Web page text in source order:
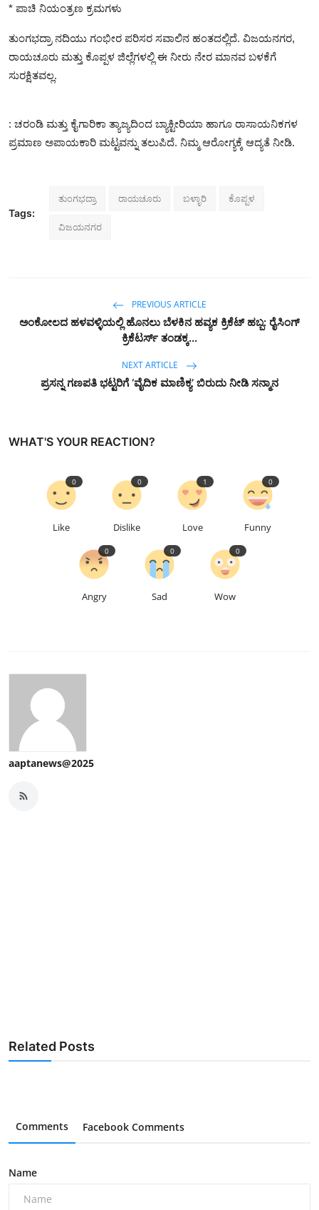
* ಪಾಚಿ ನಿಯಂತ್ರಣ ಕ್ರಮಗಳು
ತುಂಗಭದ್ರಾ ನದಿಯು ಗಂಭೀರ ಪರಿಸರ ಸವಾಲಿನ ಹಂತದಲ್ಲಿದೆ. ವಿಜಯನಗರ,
ರಾಯಚೂರು ಮತ್ತು ಕೊಪ್ಪಳ ಜಿಲ್ಲೆಗಳಲ್ಲಿ ಈ ನೀರು ನೇರ ಮಾನವ ಬಳಕೆಗೆ
ಸುರಕ್ಷಿತವಲ್ಲ.
: ಚರಂಡಿ ಮತ್ತು ಕೈಗಾರಿಕಾ ತ್ಯಾಜ್ಯದಿಂದ ಬ್ಯಾಕ್ಟೀರಿಯಾ ಹಾಗೂ ರಾಸಾಯನಿಕಗಳ
ಪ್ರಮಾಣ ಅಪಾಯಕಾರಿ ಮಟ್ಟವನ್ನು ತಲುಪಿದೆ. ನಿಮ್ಮ ಆರೋಗ್ಯಕ್ಕೆ ಆದ್ಯತೆ ನೀಡಿ.
Tags:
ತುಂಗಭದ್ರಾ ರಾಯಚೂರು ಬಳ್ಳಾರಿ ಕೊಪ್ಪಳ
ವಿಜಯನಗರ
PREVIOUS ARTICLE
ಅಂಕೋಲದ ಹಳವಳ್ಳಿಯಲ್ಲಿ ಹೊನಲು ಬೆಳಕಿನ ಹವ್ಯಕ ಕ್ರಿಕೆಟ್ ಹಬ್ಬ: ರೈಸಿಂಗ್
ಕ್ರಿಕೆಟರ್ಸ್ ತಂಡಕ್ಕ...
NEXT ARTICLE
ಪ್ರಸನ್ನ ಗಣಪತಿ ಭಟ್ಟರಿಗೆ ‘ವೈದಿಕ ಮಾಣಿಕ್ಯ’ ಬಿರುದು ನೀಡಿ ಸನ್ಮಾನ
WHAT'S YOUR REACTION?
Like
0
Dislike
0
Love
1
Funny
0
Angry
0
Sad
0
Wow
0
aaptanews@2025
Related Posts
Comments Facebook Comments
Name